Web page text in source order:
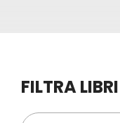
FILTRA LIBRI